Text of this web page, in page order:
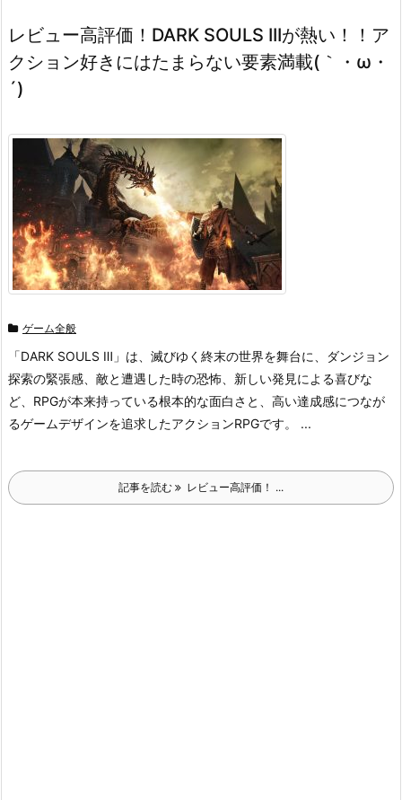
レビュー高評価！DARK SOULS IIIが熱い！！ア
クション好きにはたまらない要素満載(｀・ω・
´)
ゲーム全般
「DARK SOULS Ⅲ」は、滅びゆく終末の世界を舞台に、ダンジョン
探索の緊張感、敵と遭遇した時の恐怖、新しい発見による喜びな
ど、RPGが本来持っている根本的な面白さと、高い達成感につなが
るゲームデザインを追求したアクションRPGです。 ...
記事を読む レビュー高評価！ ...